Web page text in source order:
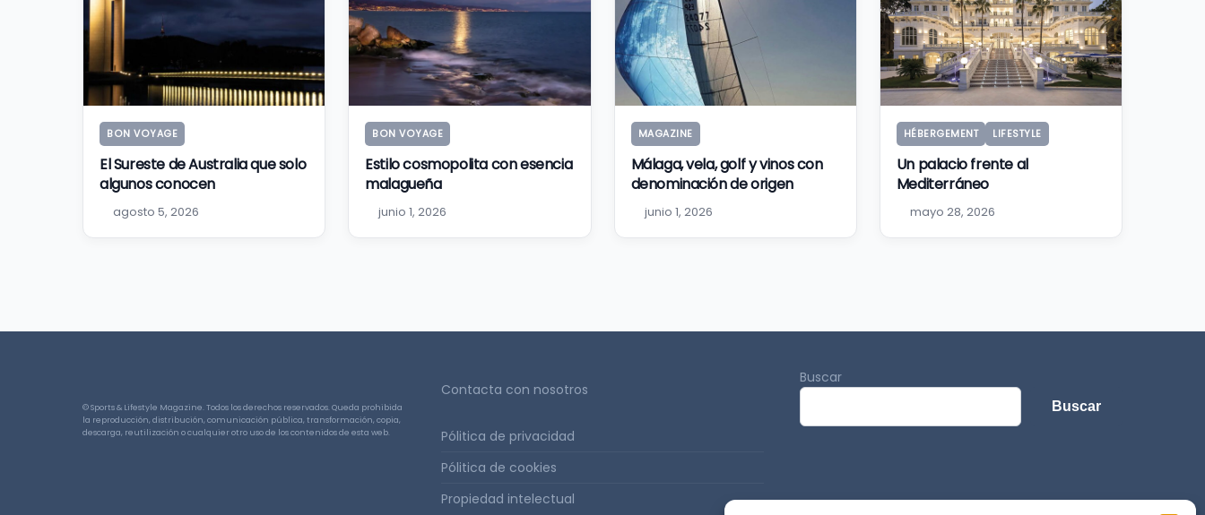
BON VOYAGE
El Sureste de Australia que solo
algunos conocen
agosto 5, 2026
BON VOYAGE
Estilo cosmopolita con esencia
malagueña
junio 1, 2026
MAGAZINE
Málaga, vela, golf y vinos con
denominación de origen
junio 1, 2026
HÉBERGEMENT LIFESTYLE
Un palacio frente al
Mediterráneo
mayo 28, 2026
© Sports & Lifestyle Magazine. Todos los derechos reservados. Queda prohibida
la reproducción, distribución, comunicación pública, transformación, copia,
descarga, reutilización o cualquier otro uso de los contenidos de esta web.
Contacta con nosotros
Pólitica de privacidad
Pólitica de cookies
Propiedad intelectual
Buscar
Buscar